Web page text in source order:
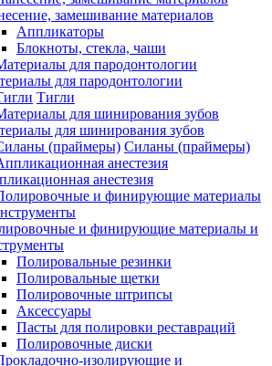
замешивание материалов
Аппликаторы
Блокноты, стекла, чаши
для пародонтологии
Тигли
для шинирования зубов
Силаны (праймеры)
анестезия
и финирующие материалы и
Полировальные резинки
Полировальные щетки
Полировочные штрипсы
Аксессуары
Пасты для полировки реставраций
Полировочные диски